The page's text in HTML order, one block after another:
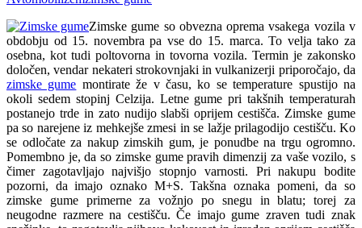
Zimske gume so obvezna oprema vsakega vozila v
obdobju od 15. novembra pa vse do 15. marca. To velja tako za
osebna, kot tudi poltovorna in tovorna vozila. Termin je zakonsko
določen, vendar nekateri strokovnjaki in vulkanizerji priporočajo, da
zimske gume montirate že v času, ko se temperature spustijo na
okoli sedem stopinj Celzija. Letne gume pri takšnih temperaturah
postanejo trde in zato nudijo slabši oprijem cestišča. Zimske gume
pa so narejene iz mehkejše zmesi in se lažje prilagodijo cestišču. Ko
se odločate za nakup zimskih gum, je ponudbe na trgu ogromno.
Pomembno je, da so zimske gume pravih dimenzij za vaše vozilo, s
čimer zagotavljajo najvišjo stopnjo varnosti. Pri nakupu bodite
pozorni, da imajo oznako M+S. Takšna oznaka pomeni, da so
zimske gume primerne za vožnjo po snegu in blatu; torej za
neugodne razmere na cestišču. Če imajo gume zraven tudi znak